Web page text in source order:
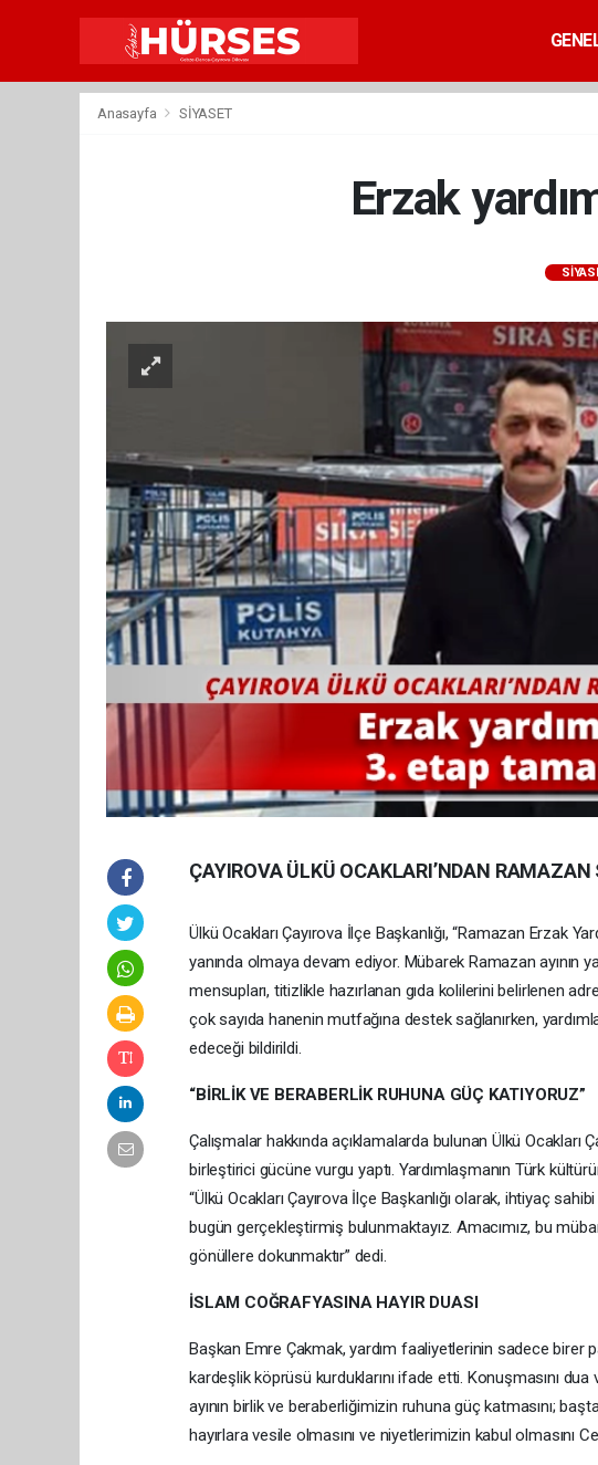
Anasayfa SİYASET
Erzak
ÇAYIROVA ÜLKÜ OCAKLARI’NDAN RAMAZAN
Ülkü Ocakları Çayırova İlçe Başkanlığı, “Ramazan Erzak
yanında olmaya devam ediyor. Mübarek Ramazan ayının
mensupları, titizlikle hazırlanan gıda kolilerini belirlenen
çok sayıda hanenin mutfağına destek sağlanırken,
edeceği bildirildi.
“BİRLİK VE BERABERLİK RUHUNA GÜÇ KATIYORUZ”
Çalışmalar hakkında açıklamalarda bulunan Ülkü Ocakları
birleştirici gücüne vurgu yaptı. Yardımlaşmanın Türk
“Ülkü Ocakları Çayırova İlçe Başkanlığı olarak, ihtiyaç
bugün gerçekleştirmiş bulunmaktayız. Amacımız, bu
gönüllere dokunmaktır” dedi.
İSLAM COĞRAFYASINA HAYIR DUASI
Başkan Emre Çakmak, yardım faaliyetlerinin sadece birer
kardeşlik köprüsü kurduklarını ifade etti. Konuşmasını
ayının birlik ve beraberliğimizin ruhuna güç katmasını;
hayırlara vesile olmasını ve niyetlerimizin kabul olmasını